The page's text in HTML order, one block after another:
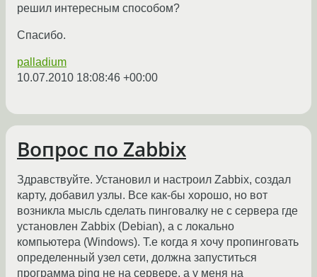
решил интересным способом?
Спасибо.
palladium
10.07.2010 18:08:46 +00:00
Вопрос по Zabbix
Здравствуйте. Установил и настроил Zabbix, создал
карту, добавил узлы. Все как-бы хорошо, но вот
возникла мысль сделать пинговалку не с сервера где
установлен Zabbix (Debian), а с локально
компьютера (Windows). Т.е когда я хочу пропинговать
определенный узел сети, должна запуститься
программа ping не на сервере, а у меня на